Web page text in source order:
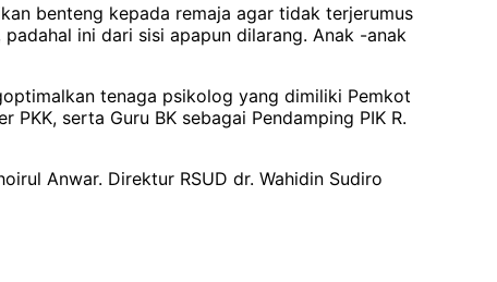
benteng kepada remaja agar tidak terjerumus
ini dari sisi apapun dilarang. Anak -anak
tenaga psikolog yang dimiliki Pemkot
serta Guru BK sebagai Pendamping PIK R.
Anwar. Direktur RSUD dr. Wahidin Sudiro